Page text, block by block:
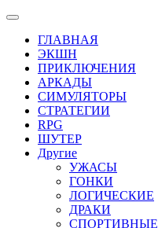
ГЛАВНАЯ
ЭКШН
ПРИКЛЮЧЕНИЯ
АРКАДЫ
СИМУЛЯТОРЫ
СТРАТЕГИИ
RPG
ШУТЕР
Другие
УЖАСЫ
ГОНКИ
ЛОГИЧЕСКИЕ
ДРАКИ
СПОРТИВНЫЕ